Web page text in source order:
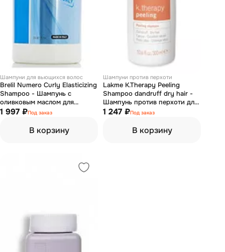
Шампуни для вьющихся волос
Brelil Numero Curly Elasticizing
Shampoo - Шампунь с
оливковым маслом для
вьющихся и волнистых волос
1 997 ₽Под заказ
В корзину
Шампуни против перхоти
Lakme K.Therapy Peeling
Shampoo dandruff dry hair -
Шампунь против перхоти для
сухих волос 300 мл
1 247 ₽Под заказ
В корзину